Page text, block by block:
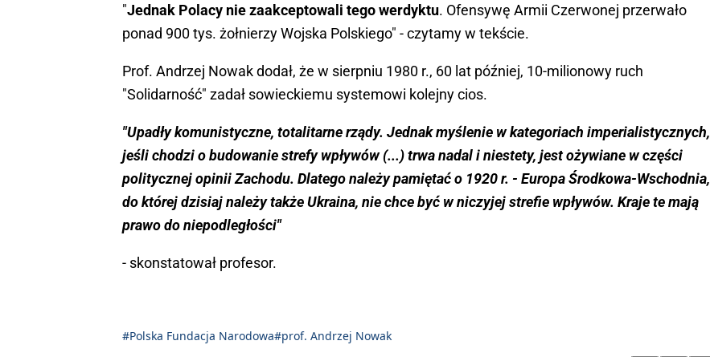
"Jednak Polacy nie zaakceptowali tego werdyktu. Ofensywę Armii Czerwonej przerwało
ponad 900 tys. żołnierzy Wojska Polskiego" - czytamy w tekście.
Prof. Andrzej Nowak dodał, że w sierpniu 1980 r., 60 lat później, 10-milionowy ruch
"Solidarność" zadał sowieckiemu systemowi kolejny cios.
"Upadły komunistyczne, totalitarne rządy. Jednak myślenie w kategoriach imperialistycznych,
jeśli chodzi o budowanie strefy wpływów (...) trwa nadal i niestety, jest ożywiane w części
politycznej opinii Zachodu. Dlatego należy pamiętać o 1920 r. - Europa Środkowa-Wschodnia,
do której dzisiaj należy także Ukraina, nie chce być w niczyjej strefie wpływów. Kraje te mają
prawo do niepodległości"
- skonstatował profesor.
#​Polska Fundacja Narodowa#prof. Andrzej Nowak